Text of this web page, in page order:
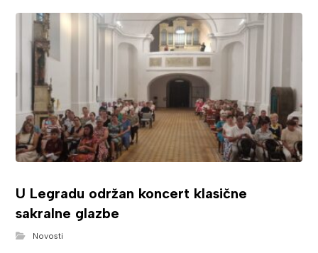
U Legradu održan koncert klasične
sakralne glazbe
Novosti